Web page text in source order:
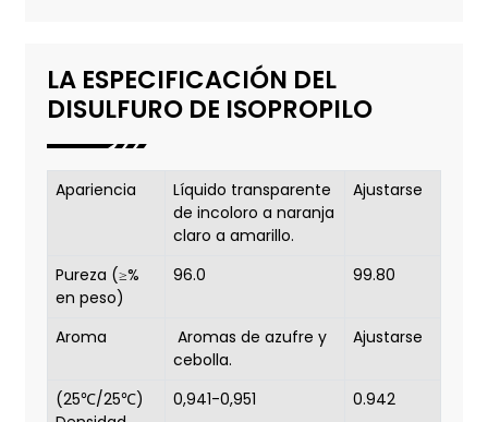
LA ESPECIFICACIÓN DEL
DISULFURO DE ISOPROPILO
Apariencia
Líquido transparente
de incoloro a naranja
claro a amarillo.
Ajustarse
Pureza (≥%
en peso)
96.0 99.80
Aroma
Aromas de azufre y
cebolla.
Ajustarse
(25℃/25℃)
0,941-0,951 0.942